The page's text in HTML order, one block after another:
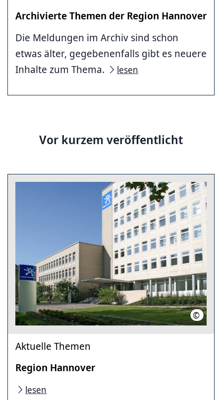
Archivierte Themen der Region Hannover
Die Meldungen im Archiv sind schon
etwas älter, gegebenenfalls gibt es neuere
Inhalte zum Thema.
lesen
Vor kurzem veröffentlicht
© Stahl,
Aktuelle Themen
Region Hannover
lesen